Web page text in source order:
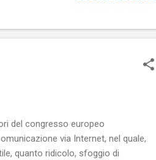
del congresso europeo
via Internet, nel quale,
quanto ridicolo, sfoggio di